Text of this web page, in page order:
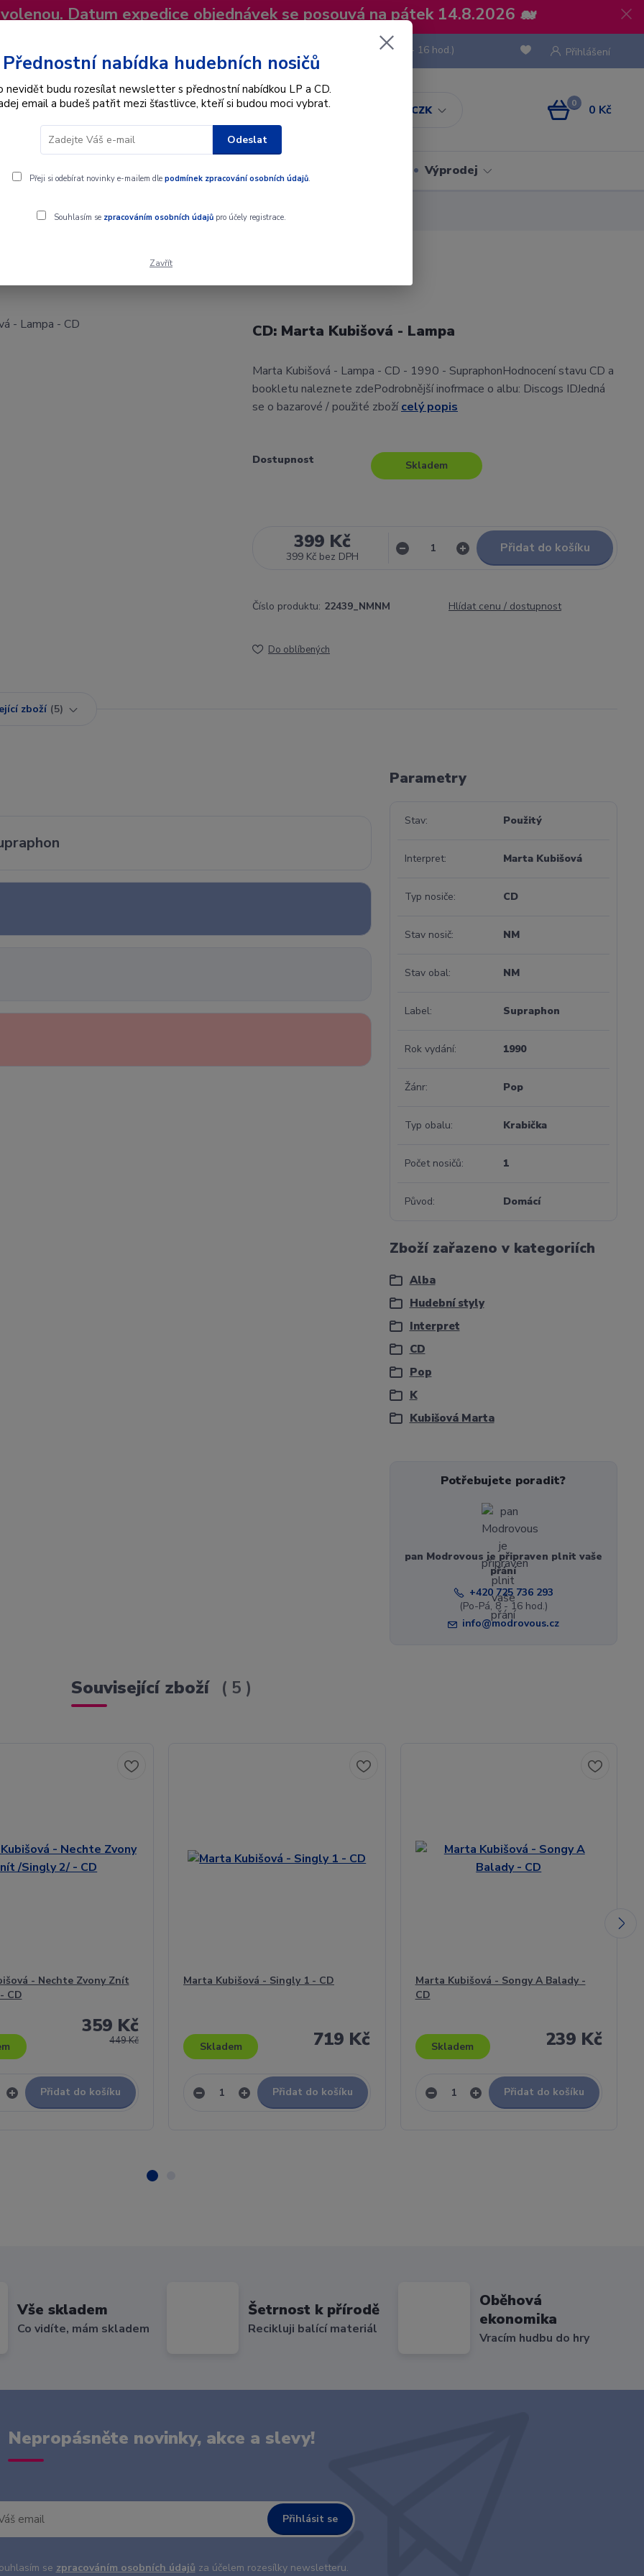
Datum expedice objednávek se posouvá na pátek 14.8.2026 🐋
CZK
Přihlášení
Hledat
(Po-Pá, 8 - 16 hod.)
0 0 Kč
Interpret Dárkové poukazy Výprodej
CD: Marta Kubišová - Lampa
Marta Kubišová - Lampa - CD - 1990 - SupraphonHodnocení stavu CD a
bookletu naleznete zdePodrobnější inofrmace o albu: Discogs IDJedná
se o bazarové / použité zbožícelý popis
Dostupnost Skladem
399 Kč
399 Kč bez DPH
Přidat do košíku
Číslo produktu: 22439_NMNM Hlídat cenu / dostupnost
Do oblíbených
zboží 5
Parametry
Stav Použitý
Interpret Marta Kubišová
Typ nosiče CD
Stav nosič NM
Stav obal NM
Label Supraphon
Rok vydání 1990
Žánr Pop
Typ obalu Krabička
Počet nosičů 1
Původ Domácí
Zboží zařazeno v kategoriích
Alba
Hudební styly
Interpret
CD
Pop
K
Kubišová Marta
Potřebujete poradit?
pan Modrovous je připraven plnit vaše
přání
+420 725 736 293
(Po-Pá, 8 - 16 hod.)
info@modrovous.cz
Související zboží 5
- Nechte Zvony Znít
CD
449 Kč
359 Kč
Přidat do košíku
Marta Kubišová - Singly 1 - CD
719 Kč
Skladem
Přidat do košíku
Marta Kubišová - Songy A Balady -
CD
239 Kč
Skladem
Přidat do košíku
Vše skladem
Co vidíte, mám skladem
Šetrnost k přírodě
Recikluji balící materiál
Oběhová
ekonomika
Vracím hudbu do hry
Nepropásněte novinky, akce a slevy!
Přihlásit se
se zpracováním osobních údajů za účelem rozesílky newsletteru.
Přednostní nabídka hudebních nosičů
nevidět budu rozesílat newsletter s přednostní nabídkou LP a CD.
email a budeš patřit mezi šťastlivce, kteří si budou moci vybrat.
Odeslat
Přeji si odebírat novinky e-mailem dle podmínek zpracování osobních údajů.
Souhlasím se zpracováním osobních údajůpro účely registrace.
Zavřít